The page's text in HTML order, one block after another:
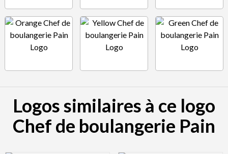
Logos similaires à ce logo
Chef de boulangerie Pain